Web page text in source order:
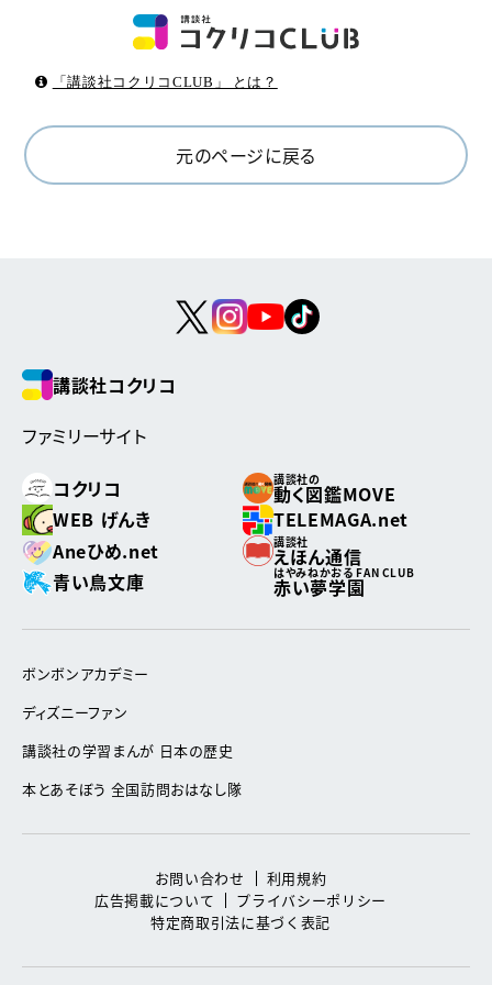
「講談社コクリコCLUB」 とは？
元のページに戻る
講談社コクリコ
ファミリーサイト
コクリコ
講談社の
動く図鑑MOVE
WEB げんき
TELEMAGA.net
Aneひめ.net
講談社
えほん通信
青い鳥文庫
はやみねかおる FAN CLUB
赤い夢学園
ボンボンアカデミー
ディズニーファン
講談社の学習まんが 日本の歴史
本とあそぼう 全国訪問おはなし隊
お問い合わせ
利用規約
広告掲載について
プライバシーポリシー
特定商取引法に基づく表記